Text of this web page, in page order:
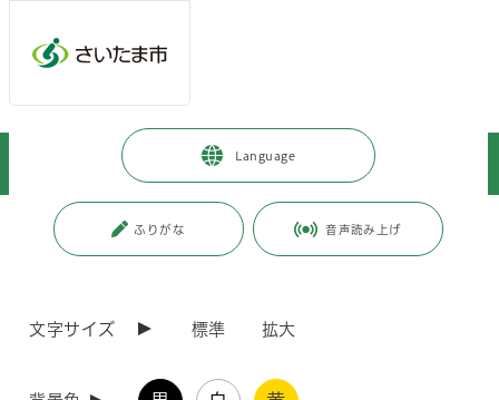
Language
ふりがな 音声読み上げ
文字サイズ 標準 拡大
観光・スポーツ・文化 > 観光 観光案内
「OM TERRACE（オーエムテラス）」をご利用ください
更新日付：2024年10月1日 / ページ番号：C056853